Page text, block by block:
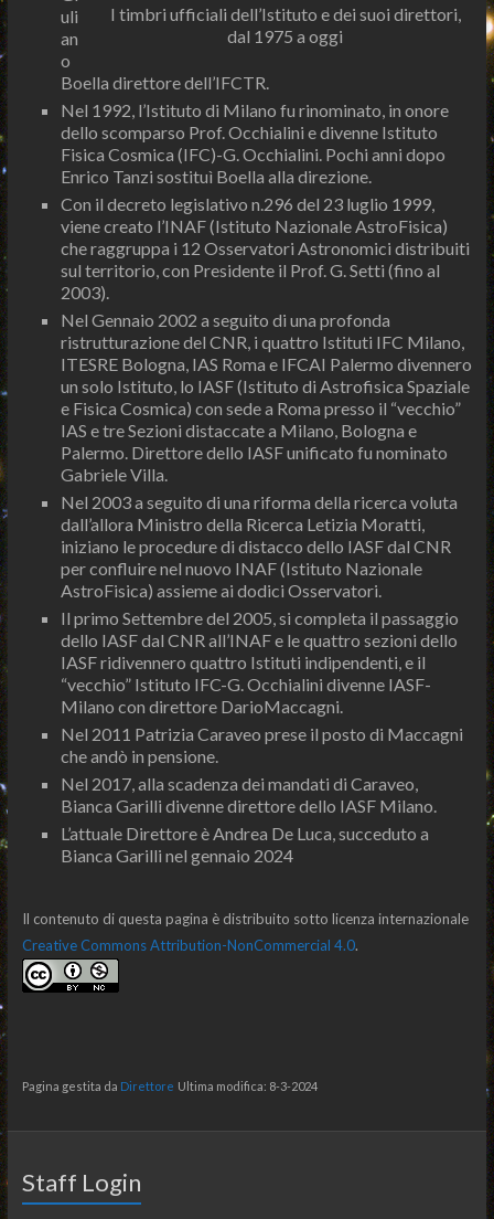
I timbri ufficiali dell’Istituto e dei suoi direttori,
dal 1975 a oggi
uli
an
o
Boella direttore dell’IFCTR.
Nel 1992, l’Istituto di Milano fu rinominato, in onore
dello scomparso Prof. Occhialini e divenne Istituto
Fisica Cosmica (IFC)-G. Occhialini. Pochi anni dopo
Enrico Tanzi sostituì Boella alla direzione.
Con il decreto legislativo n.296 del 23 luglio 1999,
viene creato l’INAF (Istituto Nazionale AstroFisica)
che raggruppa i 12 Osservatori Astronomici distribuiti
sul territorio, con Presidente il Prof. G. Setti (fino al
2003).
Nel Gennaio 2002 a seguito di una profonda
ristrutturazione del CNR, i quattro Istituti IFC Milano,
ITESRE Bologna, IAS Roma e IFCAI Palermo divennero
un solo Istituto, lo IASF (Istituto di Astrofisica Spaziale
e Fisica Cosmica) con sede a Roma presso il “vecchio”
IAS e tre Sezioni distaccate a Milano, Bologna e
Palermo. Direttore dello IASF unificato fu nominato
Gabriele Villa.
Nel 2003 a seguito di una riforma della ricerca voluta
dall’allora Ministro della Ricerca Letizia Moratti,
iniziano le procedure di distacco dello IASF dal CNR
per confluire nel nuovo INAF (Istituto Nazionale
AstroFisica) assieme ai dodici Osservatori.
Il primo Settembre del 2005, si completa il passaggio
dello IASF dal CNR all’INAF e le quattro sezioni dello
IASF ridivennero quattro Istituti indipendenti, e il
“vecchio” Istituto IFC-G. Occhialini divenne IASF-
Milano con direttore DarioMaccagni.
Nel 2011 Patrizia Caraveo prese il posto di Maccagni
che andò in pensione.
Nel 2017, alla scadenza dei mandati di Caraveo,
Bianca Garilli divenne direttore dello IASF Milano.
L’attuale Direttore è Andrea De Luca, succeduto a
Bianca Garilli nel gennaio 2024
Il contenuto di questa pagina è distribuito sotto licenza internazionale
Creative Commons Attribution-NonCommercial 4.0.
Pagina gestita da Direttore Ultima modifica: 8-3-2024
Staff Login